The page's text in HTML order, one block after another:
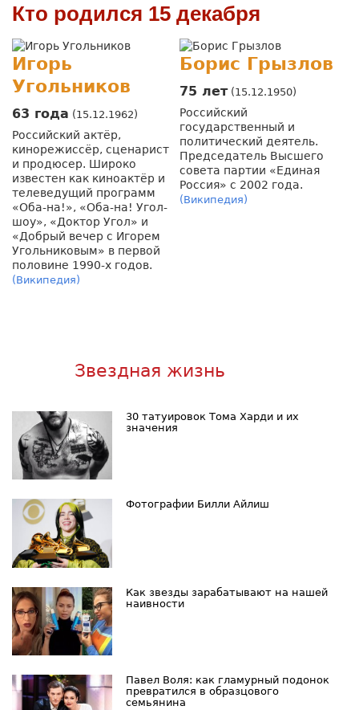
Кто родился 15 декабря
Игорь
Угольников
63 года (15.12.1962)
Российский актёр,
кинорежиссёр, сценарист
и продюсер. Широко
известен как киноактёр и
телеведущий программ
«Оба-на!», «Оба-на! Угол-
шоу», «Доктор Угол» и
«Добрый вечер с Игорем
Угольниковым» в первой
половине 1990-х годов.
(Википедия)
Борис Грызлов
75 лет(15.12.1950)
Российский
государственный и
политический деятель.
Председатель Высшего
совета партии «Единая
Россия» c 2002 года.
(Википедия)
Звездная жизнь
30 татуировок Тома Харди и их
значения
Фотографии Билли Айлиш
Как звезды зарабатывают на нашей
наивности
Павел Воля: как гламурный подонок
превратился в образцового
семьянина